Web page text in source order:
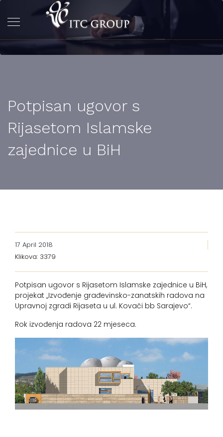
Potpisan ugovor s
Rijasetom Islamske
zajednice u BiH
17 April 2018
Klikova: 3379
Potpisan ugovor s Rijasetom Islamske zajednice u BiH,
projekat „Izvođenje građevinsko-zanatskih radova na
Upravnoj zgradi Rijaseta u ul. Kovači bb Sarajevo“.
Rok izvođenja radova 22 mjeseca.